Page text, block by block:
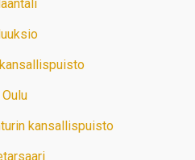
Oulu
kansallispuisto